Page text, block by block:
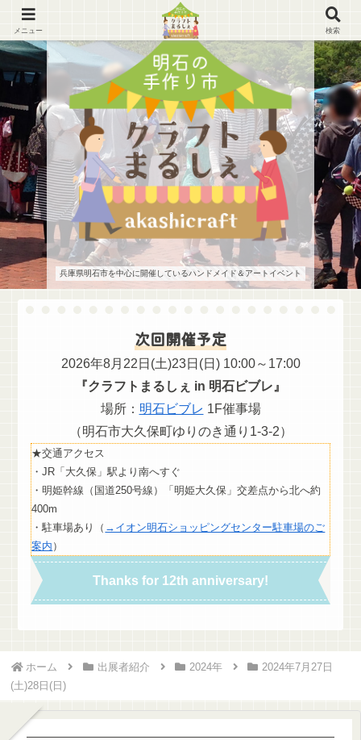
兵庫県明石市を中心に開催しているハンドメイド＆アートイベント
次回開催予定
2026年8月22日(土)23日(日) 10:00～17:00
『クラフトまるしぇ in 明石ビブレ』
場所： 明石ビブレ 1F催事場
（明石市大久保町ゆりのき通り1-3-2）
★交通アクセス
・JR「大久保」駅より南へすぐ
・明姫幹線（国道250号線）「明姫大久保」交差点から北へ約
400m
・駐車場あり（ →イオン明石ショッピングセンター駐車場のご
案内 ）
Thanks for 12th anniversary!
ホーム 出展者紹介 2024年
2024年7月27日
(土)28日(日)
メニュー 検索